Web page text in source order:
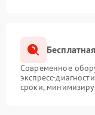
Современное
экспресс-
сроки,